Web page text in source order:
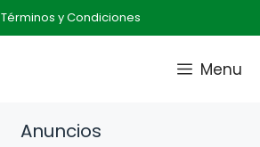
Términos y Condiciones
Menu
Anuncios